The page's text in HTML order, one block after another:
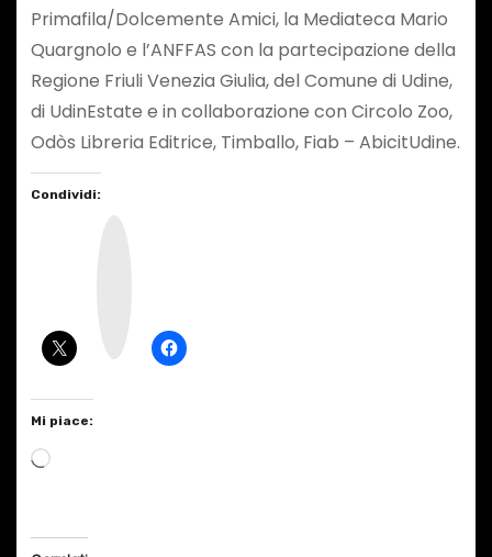
Primafila/Dolcemente Amici, la Mediateca Mario
Quargnolo e l’ANFFAS con la partecipazione della
Regione Friuli Venezia Giulia, del Comune di Udine,
di UdinEstate e in collaborazione con Circolo Zoo,
Odòs Libreria Editrice, Timballo, Fiab – AbicitUdine.
Condividi:
Mi piace:
C